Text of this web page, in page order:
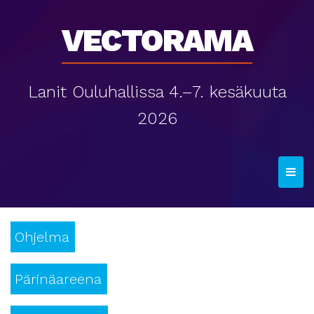
Vectorama
Lanit Ouluhallissa 4.–7. kesäkuuta
2026
T
o
g
Ohjelma
Pärinäareena